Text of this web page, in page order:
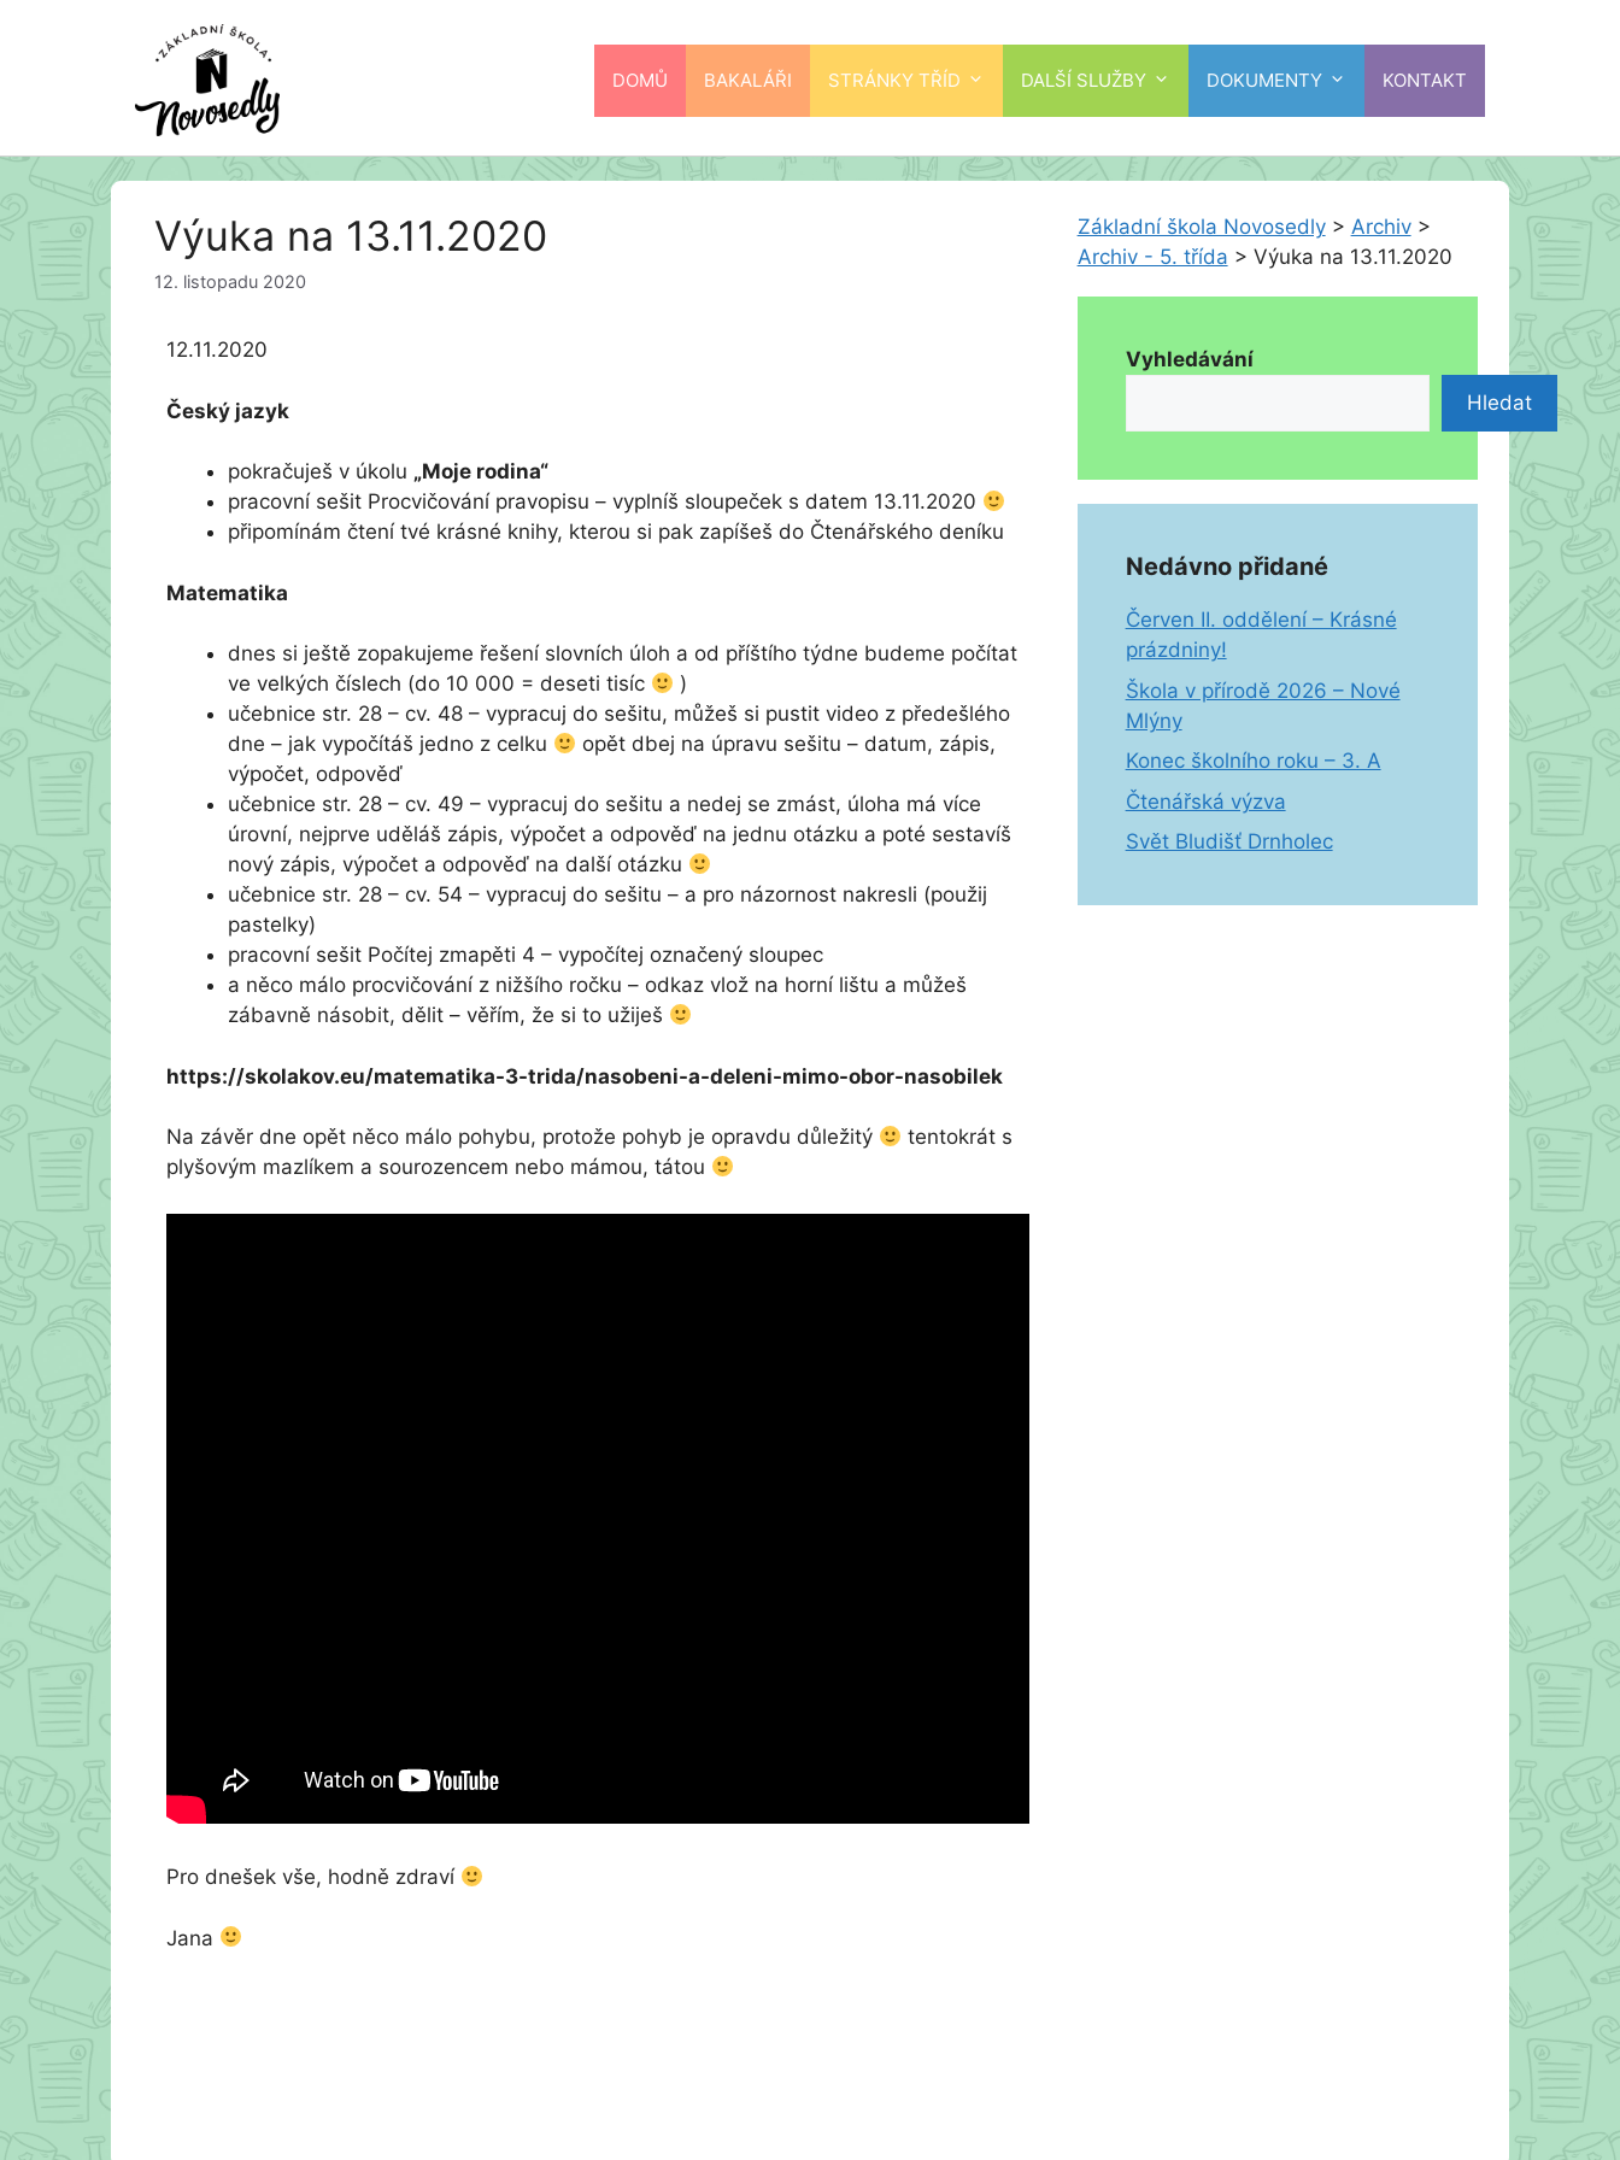
DOMŮ BAKALÁŘI STRÁNKY TŘÍD DALŠÍ SLUŽBY DOKUMENTY KONTAKT
Výuka na 13.11.2020
12. listopadu 2020
12.11.2020
Český jazyk
pokračuješ v úkolu „Moje rodina“
pracovní sešit Procvičování pravopisu – vyplníš sloupeček s datem 13.11.2020
připomínám čtení tvé krásné knihy, kterou si pak zapíšeš do Čtenářského deníku
Matematika
dnes si ještě zopakujeme řešení slovních úloh a od příštího týdne budeme počítat
ve velkých číslech (do 10 000 = deseti tisíc
)
učebnice str. 28 – cv. 48 – vypracuj do sešitu, můžeš si pustit video z předešlého
dne – jak vypočítáš jedno z celku
opět dbej na úpravu sešitu – datum, zápis,
výpočet, odpověď
učebnice str. 28 – cv. 49 – vypracuj do sešitu a nedej se zmást, úloha má více
úrovní, nejprve uděláš zápis, výpočet a odpověď na jednu otázku a poté sestavíš
nový zápis, výpočet a odpověď na další otázku
učebnice str. 28 – cv. 54 – vypracuj do sešitu – a pro názornost nakresli (použij
pastelky)
pracovní sešit Počítej zmapěti 4 – vypočítej označený sloupec
a něco málo procvičování z nižšího ročku – odkaz vlož na horní lištu a můžeš
zábavně násobit, dělit – věřím, že si to užiješ
https://skolakov.eu/matematika-3-trida/nasobeni-a-deleni-mimo-obor-nasobilek
Na závěr dne opět něco málo pohybu, protože pohyb je opravdu důležitý
tentokrát s
plyšovým mazlíkem a sourozencem nebo mámou, tátou
Pro dnešek vše, hodně zdraví
Jana
Základní škola Novosedly> Archiv>
Archiv - 5. třída > Výuka na 13.11.2020
Vyhledávání
Hledat
Nedávno přidané
Červen II. oddělení – Krásné
prázdniny!
Škola v přírodě 2026 – Nové
Mlýny
Konec školního roku – 3. A
Čtenářská výzva
Svět Bludišť Drnholec